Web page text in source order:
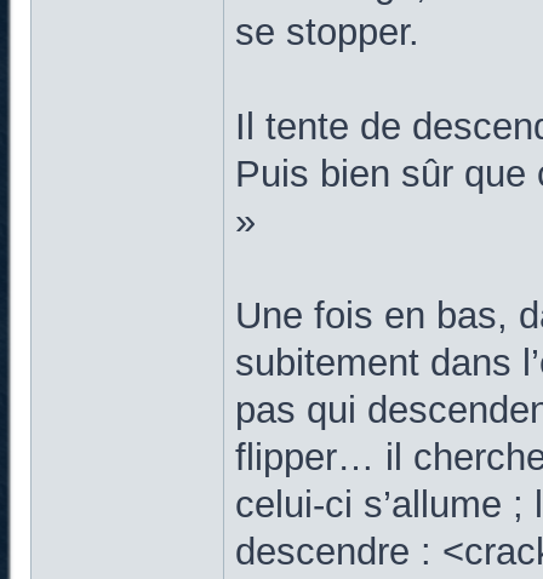
se stopper.
Il tente de
Puis bien sûr que
»
Une fois en bas,
subitement dans
pas qui
flipper… il
celui-ci s’allume ;
descendre :